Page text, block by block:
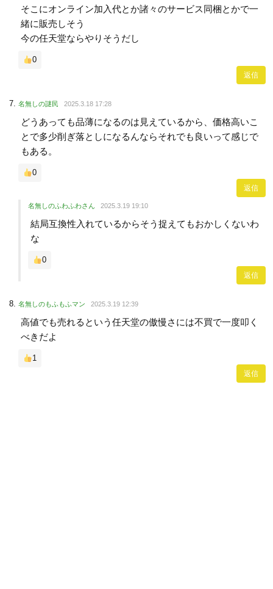
そこにオンライン加入代とか諸々のサービス同梱とかで一
緒に販売しそう
今の任天堂ならやりそうだし
0
返信
名無しの謎民 2025.3.18 17:28
どうあっても品薄になるのは見えているから、価格高いこ
とで多少削ぎ落としになるんならそれでも良いって感じで
もある。
0
返信
名無しのふわふわさん 2025.3.19 19:10
結局互換性入れているからそう捉えてもおかしくないわ
な
0
返信
名無しのもふもふマン 2025.3.19 12:39
高値でも売れるという任天堂の傲慢さには不買で一度叩く
べきだよ
1
返信